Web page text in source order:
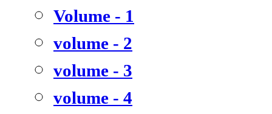
Volume - 1
volume - 2
volume - 3
volume - 4